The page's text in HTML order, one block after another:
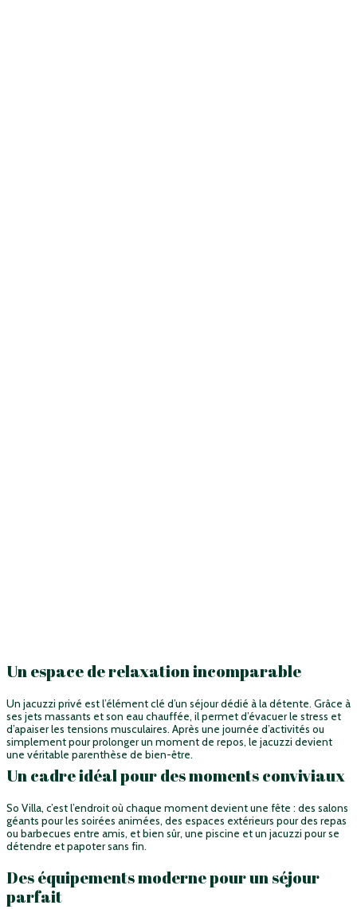
Un espace de relaxation incomparable
Un jacuzzi privé est l’élément clé d’un séjour dédié à la détente. Grâce à
ses jets massants et son eau chauffée, il permet d’évacuer le stress et
d’apaiser les tensions musculaires. Après une journée d’activités ou
simplement pour prolonger un moment de repos, le jacuzzi devient
une véritable parenthèse de bien-être.
Un cadre idéal pour des moments conviviaux
So Villa, c’est l’endroit où chaque moment devient une fête : des salons
géants pour les soirées animées, des espaces extérieurs pour des repas
ou barbecues entre amis, et bien sûr, une piscine et un jacuzzi pour se
détendre et papoter sans fin.
Des équipements moderne pour un séjour
parfait